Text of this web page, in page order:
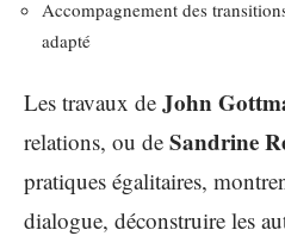
Accompagnement des
adapté
Les travaux de John
relations, ou de Sandrine
pratiques égalitaires,
dialogue, déconstruire les